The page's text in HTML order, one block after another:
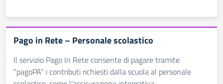
Pago in Rete – Personale scolastico
Il servizio Pago In Rete consente di pagare tramite
"pagoPA" i contributi richiesti dalla scuola al personale